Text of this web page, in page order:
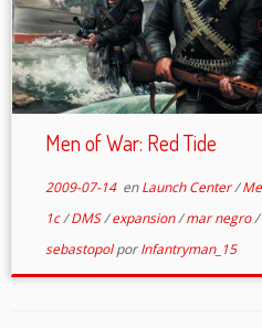
Men of War: Red Tide
2009-07-14enLaunch Center/
1c/DMS/expansion/mar negro/
sebastopolporInfantryman_15